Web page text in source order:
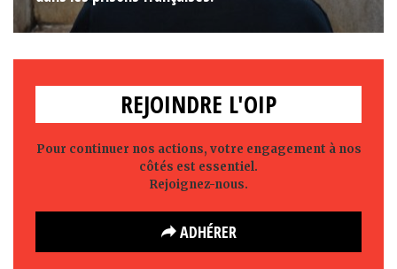
REJOINDRE L'OIP
Pour continuer nos actions, votre engagement à nos
côtés est essentiel.
Rejoignez-nous.
ADHÉRER